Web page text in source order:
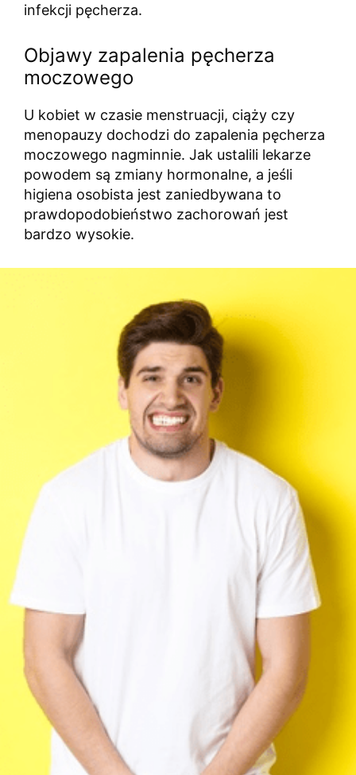
infekcji pęcherza.
Objawy zapalenia pęcherza
moczowego
U kobiet w czasie menstruacji, ciąży czy
menopauzy dochodzi do zapalenia pęcherza
moczowego nagminnie. Jak ustalili lekarze
powodem są zmiany hormonalne, a jeśli
higiena osobista jest zaniedbywana to
prawdopodobieństwo zachorowań jest
bardzo wysokie.